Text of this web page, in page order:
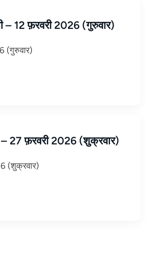
– 12 फ़रवरी 2026 (गुरुवार)
(गुरुवार)
27 फ़रवरी 2026 (शुक्रवार)
(शुक्रवार)